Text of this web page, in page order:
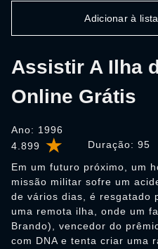
4.899 Duração: 95
Assistir A Ilha
Online Grátis
Ano: 1996
Em um futuro próximo, um
missão militar sofre um
de vários dias, é resgatado
uma remota ilha, onde um
Brando), vencedor do
com DNA e tenta criar uma
Adicionar à